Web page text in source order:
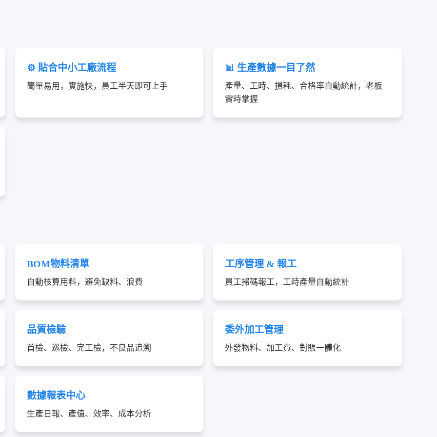
⚙️ 貼合中小工廠流程
簡單易用，實施快，員工半天即可上手
📊 生產數據一目了然
產量、工時、損耗、合格率自動統計，老板
實時掌握
BOM物料清單
自動核算用料，避免缺料、浪費
工序管理 & 報工
員工掃碼報工，工時產量自動統計
品質檢驗
首檢、巡檢、完工檢，不良品追溯
委外加工管理
外發物料、加工費、對賬一體化
數據報表中心
生產日報、產值、效率、成本分析